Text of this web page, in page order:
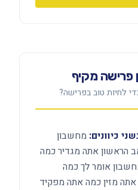
פרישה מקיף
לחיות טוב בפרישה?
כיוונים: מחשבון
- בטאב הראשון אתה מגדיר כמה
אומר לך כמה
מזין כמה אתה מפקיד